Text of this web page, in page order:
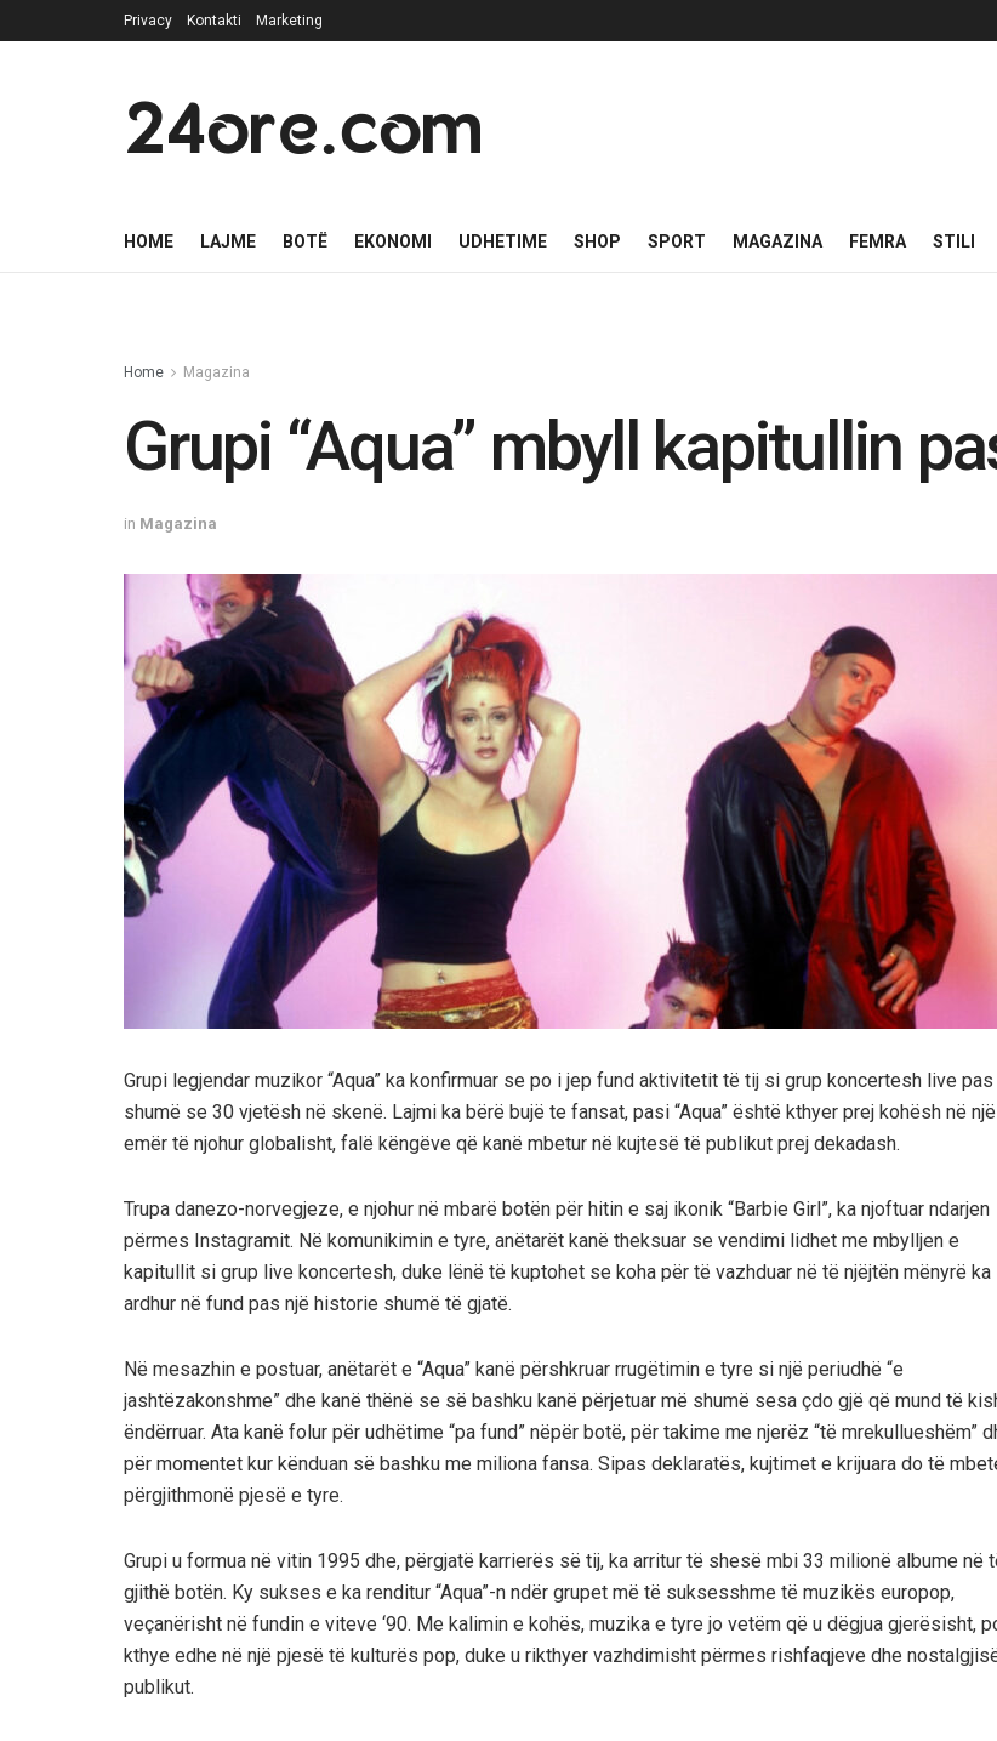
Privacy Kontakti Marketing
24ore.com
HOME LAJME BOTË EKONOMI UDHETIME SHOP SPORT MAGAZINA FEMRA STILI
Home Magazina
Grupi “Aqua” mbyll kapitullin
in Magazina
Grupi legjendar muzikor “Aqua” ka konfirmuar se po i jep fund aktivitetit të tij si grup koncertesh live pas
shumë se 30 vjetësh në skenë. Lajmi ka bërë bujë te fansat, pasi “Aqua” është kthyer prej kohësh në një
emër të njohur globalisht, falë këngëve që kanë mbetur në kujtesë të publikut prej dekadash.
Trupa danezo-norvegjeze, e njohur në mbarë botën për hitin e saj ikonik “Barbie Girl”, ka njoftuar ndarjen
përmes Instagramit. Në komunikimin e tyre, anëtarët kanë theksuar se vendimi lidhet me mbylljen e
kapitullit si grup live koncertesh, duke lënë të kuptohet se koha për të vazhduar në të njëjtën mënyrë ka
ardhur në fund pas një historie shumë të gjatë.
Në mesazhin e postuar, anëtarët e “Aqua” kanë përshkruar rrugëtimin e tyre si një periudhë “e
jashtëzakonshme” dhe kanë thënë se së bashku kanë përjetuar më shumë sesa çdo gjë që mund të
ëndërruar. Ata kanë folur për udhëtime “pa fund” nëpër botë, për takime me njerëz “të mrekullueshëm”
për momentet kur kënduan së bashku me miliona fansa. Sipas deklaratës, kujtimet e krijuara do të
përgjithmonë pjesë e tyre.
Grupi u formua në vitin 1995 dhe, përgjatë karrierës së tij, ka arritur të shesë mbi 33 milionë albume në
gjithë botën. Ky sukses e ka renditur “Aqua”-n ndër grupet më të suksesshme të muzikës europop,
veçanërisht në fundin e viteve ‘90. Me kalimin e kohës, muzika e tyre jo vetëm që u dëgjua gjerësisht,
kthye edhe në një pjesë të kulturës pop, duke u rikthyer vazhdimisht përmes rishfaqjeve dhe
publikut.